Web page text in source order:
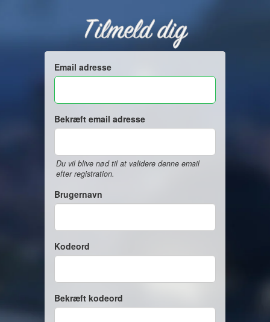
Tilmeld dig
Email adresse
Bekræft email adresse
Du vil blive nød til at validere denne email
efter registration.
Brugernavn
Kodeord
Bekræft kodeord